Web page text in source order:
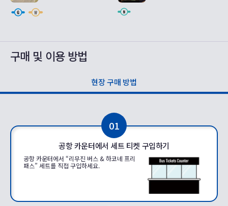
구매 및 이용 방법
현장 구매 방법
01
공항 카운터에서 세트 티켓 구입하기
공항 카운터에서 “리무진 버스 & 하코네 프리
패스” 세트를 직접 구입하세요.